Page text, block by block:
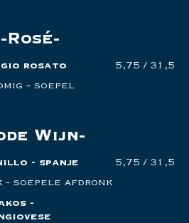
Rosé
rosato
5,75 / 31,5
- soepel
Wijn
- spanje
5,75 / 31,5
soepele afdronk
-